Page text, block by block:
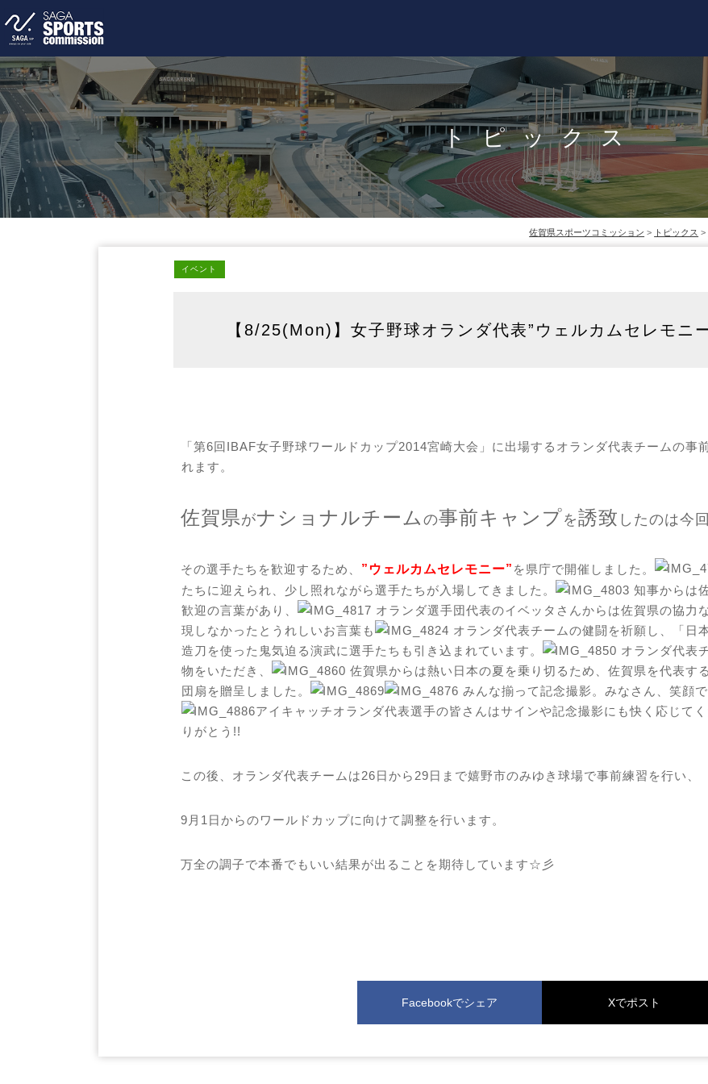
トピックス
佐賀県スポーツコミッション > トピックス >
イベント
【8/25(Mon)】女子野球オランダ代表”ウェルカムセレモニ
「第6回IBAF女子野球ワールドカップ2014宮崎大会」に出場するオランダ代表チームの事
れます。
佐賀県がナショナルチーム の事前キャンプを誘致 したのは今
その選手たちを歓迎するため、 ”ウェルカムセレモニー” を県庁で開催しました。
たちに迎えられ、少し照れながら選手たちが入場してきました。
知事からは
歓迎の言葉があり、
オランダ選手団代表のイベッタさんからは佐賀県の協力
現しなかったとうれしいお言葉も
オランダ代表チームの健闘を祈願し、「日
造刀を使った鬼気迫る演武に選手たちも引き込まれています。
オランダ代表
物をいただき、
佐賀県からは熱い日本の夏を乗り切るため、佐賀県を代表す
団扇を贈呈しました。
みんな揃って記念撮影。みなさん、笑顔
オランダ代表選手の皆さんはサインや記念撮影にも快く応じて
りがとう!!
この後、オランダ代表チームは26日から29日まで嬉野市のみゆき球場で事前練習を行い、
9月1日からのワールドカップに向けて調整を行います。
万全の調子で本番でもいい結果が出ることを期待しています☆彡
Facebookでシェア Xでポスト